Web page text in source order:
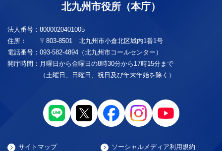
北九州市役所（本庁）
法人番号： 8000020401005
住所：
〒803-8501 北九州市小倉北区城内1番1号
電話番号： 093-582-4894（北九州市コールセンター）
開庁時間： 月曜日から金曜日の8時30分から17時15分まで
（土曜日、日曜日、祝日及び年末年始を除く）
サイトマップ ソーシャルメディア利用規約